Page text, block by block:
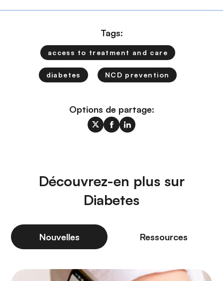
Tags:
access to treatment and care
diabetes NCD prevention
Options de partage:
Découvrez-en plus sur
Diabetes
Nouvelles Ressources